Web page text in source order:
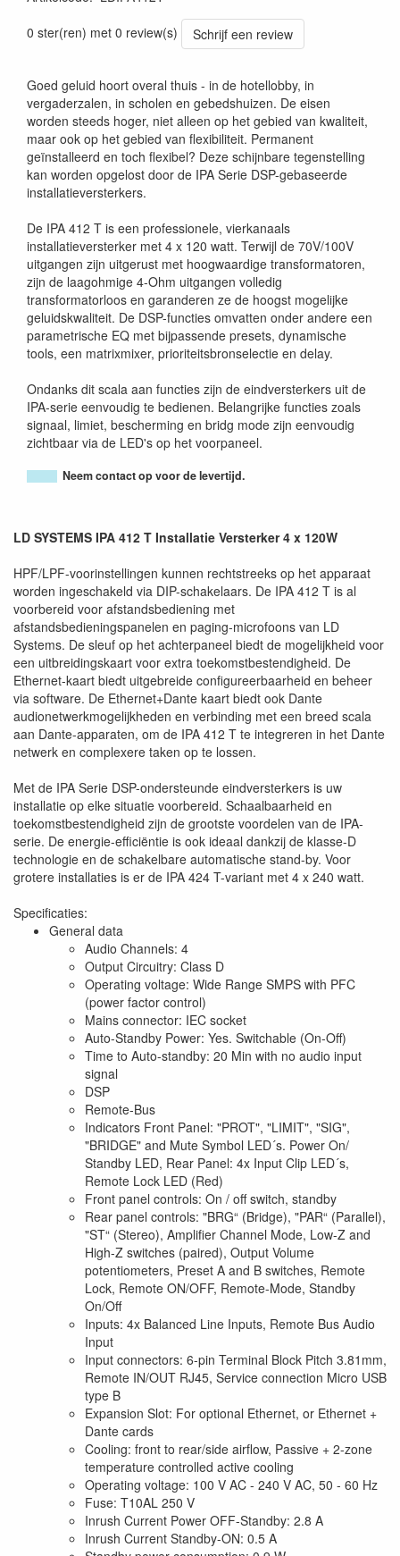
0 ster(ren) met 0 review(s)
Schrijf een review
Goed geluid hoort overal thuis - in de hotellobby, in
vergaderzalen, in scholen en gebedshuizen. De eisen
worden steeds hoger, niet alleen op het gebied van kwaliteit,
maar ook op het gebied van flexibiliteit. Permanent
geïnstalleerd en toch flexibel? Deze schijnbare tegenstelling
kan worden opgelost door de IPA Serie DSP-gebaseerde
installatieversterkers.
De IPA 412 T is een professionele, vierkanaals
installatieversterker met 4 x 120 watt. Terwijl de 70V/100V
uitgangen zijn uitgerust met hoogwaardige transformatoren,
zijn de laagohmige 4-Ohm uitgangen volledig
transformatorloos en garanderen ze de hoogst mogelijke
geluidskwaliteit. De DSP-functies omvatten onder andere een
parametrische EQ met bijpassende presets, dynamische
tools, een matrixmixer, prioriteitsbronselectie en delay.
Ondanks dit scala aan functies zijn de eindversterkers uit de
IPA-serie eenvoudig te bedienen. Belangrijke functies zoals
signaal, limiet, bescherming en bridg mode zijn eenvoudig
zichtbaar via de LED's op het voorpaneel.
Neem contact op voor de levertijd.
LD SYSTEMS IPA 412 T Installatie Versterker 4 x 120W
HPF/LPF-voorinstellingen kunnen rechtstreeks op het apparaat
worden ingeschakeld via DIP-schakelaars. De IPA 412 T is al
voorbereid voor afstandsbediening met
afstandsbedieningspanelen en paging-microfoons van LD
Systems. De sleuf op het achterpaneel biedt de mogelijkheid voor
een uitbreidingskaart voor extra toekomstbestendigheid. De
Ethernet-kaart biedt uitgebreide configureerbaarheid en beheer
via software. De Ethernet+Dante kaart biedt ook Dante
audionetwerkmogelijkheden en verbinding met een breed scala
aan Dante-apparaten, om de IPA 412 T te integreren in het Dante
netwerk en complexere taken op te lossen.
Met de IPA Serie DSP-ondersteunde eindversterkers is uw
installatie op elke situatie voorbereid. Schaalbaarheid en
toekomstbestendigheid zijn de grootste voordelen van de IPA-
serie. De energie-efficiëntie is ook ideaal dankzij de klasse-D
technologie en de schakelbare automatische stand-by. Voor
grotere installaties is er de IPA 424 T-variant met 4 x 240 watt.
Specificaties:
General data
Audio Channels: 4
Output Circuitry: Class D
Operating voltage: Wide Range SMPS with PFC
(power factor control)
Mains connector: IEC socket
Auto-Standby Power: Yes. Switchable (On-Off)
Time to Auto-standby: 20 Min with no audio input
signal
DSP
Remote-Bus
Indicators Front Panel: "PROT", "LIMIT", "SIG",
"BRIDGE" and Mute Symbol LED´s. Power On/
Standby LED, Rear Panel: 4x Input Clip LED´s,
Remote Lock LED (Red)
Front panel controls: On / off switch, standby
Rear panel controls: "BRG“ (Bridge), "PAR“ (Parallel),
"ST“ (Stereo), Amplifier Channel Mode, Low-Z and
High-Z switches (paired), Output Volume
potentiometers, Preset A and B switches, Remote
Lock, Remote ON/OFF, Remote-Mode, Standby
On/Off
Inputs: 4x Balanced Line Inputs, Remote Bus Audio
Input
Input connectors: 6-pin Terminal Block Pitch 3.81mm,
Remote IN/OUT RJ45, Service connection Micro USB
type B
Expansion Slot: For optional Ethernet, or Ethernet +
Dante cards
Cooling: front to rear/side airflow, Passive + 2-zone
temperature controlled active cooling
Operating voltage: 100 V AC - 240 V AC, 50 - 60 Hz
Fuse: T10AL 250 V
Inrush Current Power OFF-Standby: 2.8 A
Inrush Current Standby-ON: 0.5 A